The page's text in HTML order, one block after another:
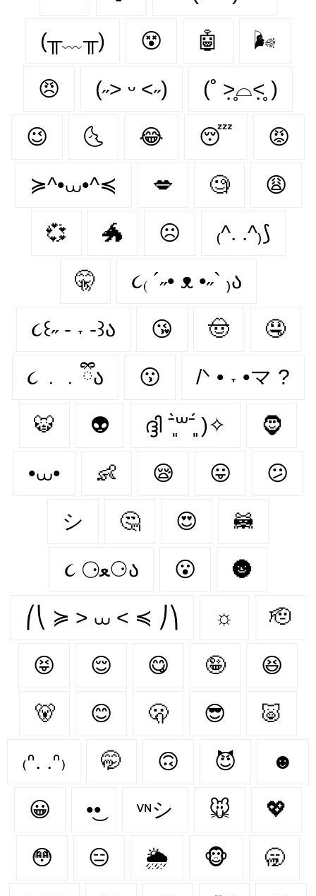
(╥﹏╥) 😵‍ 🤖 🌬
😠 (˶˃ ᵕ ˂˶) (˚ ˃̣̣̥⌓˂̣̣̥ )
😉 🌜 😂 😴 😡
≽^•⩊•^≼ 💋 🧐 😩
💞 🐲 ☹ ₍^. .^₎⟆
🤫 ૮₍ ´˶• ᴥ •˶` ₎ა
૮꒰˶ - ˕ -꒱ა 😘 🤠 🤤
૮ ․ ․ ྀིა 😗 /ᐠ • ˕ •マ ?
🐯 👽 ദ്ദി ˉ͈̀꒳ˉ͈́ )✧ 🧔
•⩊• 👶 😪 😛 😕
シ 🤔 😍 🦝
૮ ⚆ﻌ⚆ა 😮 🌚
⎛⎝ ≽ > ⩊ < ≼ ⎠⎞ ☼ 🫡
😝 😌 😋 🤪 😆
🐻‍ 😊 🫢 😎 🐷
₍ᐢ. .ᐢ₎ 🤭 🙃 😈 ☻
😀 •͜• ᵛᶰシ 🐭 💖
😳 😑 🌦 🐵 🥱